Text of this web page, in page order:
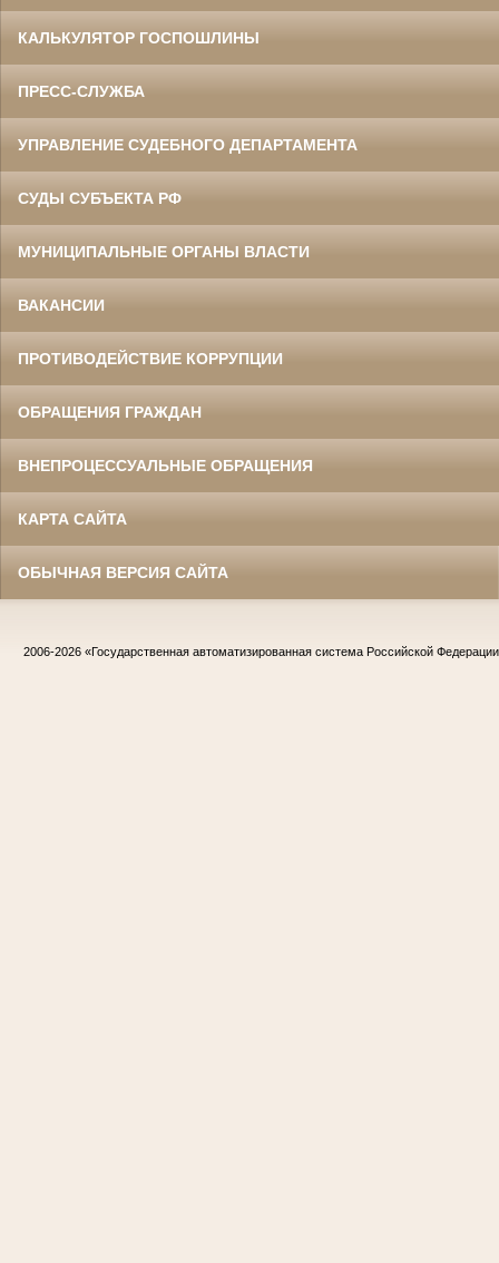
КАЛЬКУЛЯТОР ГОСПОШЛИНЫ
ПРЕСС-СЛУЖБА
УПРАВЛЕНИЕ СУДЕБНОГО ДЕПАРТАМЕНТА
СУДЫ СУБЪЕКТА РФ
МУНИЦИПАЛЬНЫЕ ОРГАНЫ ВЛАСТИ
ВАКАНСИИ
ПРОТИВОДЕЙСТВИЕ КОРРУПЦИИ
ОБРАЩЕНИЯ ГРАЖДАН
ВНЕПРОЦЕССУАЛЬНЫЕ ОБРАЩЕНИЯ
КАРТА САЙТА
ОБЫЧНАЯ ВЕРСИЯ САЙТА
2006-2026 «Государственная автоматизированная система Российской